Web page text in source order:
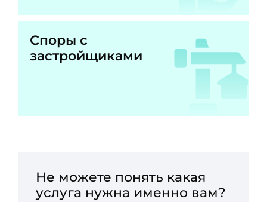
Споры с
застройщиками
Не можете понять какая
услуга нужна именно вам?